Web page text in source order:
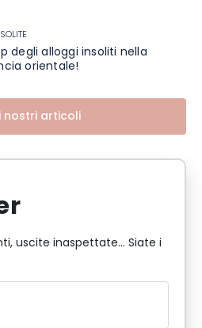
degli alloggi insoliti nella
orientale!
nostri articoli
uscite inaspettate... Siate i